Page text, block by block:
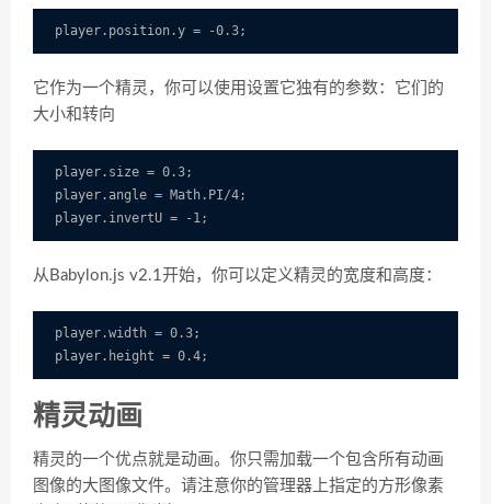
它作为一个精灵，你可以使用设置它独有的参数：它们的
大小和转向
player.size = 0.3;
player.angle = Math.PI/4;
从Babylon.js v2.1开始，你可以定义精灵的宽度和高度：
player.width = 0.3;
精灵动画
精灵的一个优点就是动画。你只需加载一个包含所有动画
图像的大图像文件。请注意你的管理器上指定的方形像素